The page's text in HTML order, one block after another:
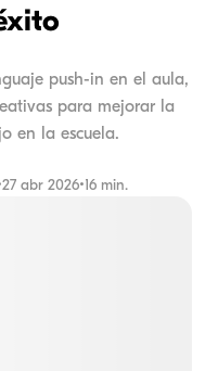
push-in en el aula,
para mejorar la
en la escuela.
27 abr 2026•16 min.